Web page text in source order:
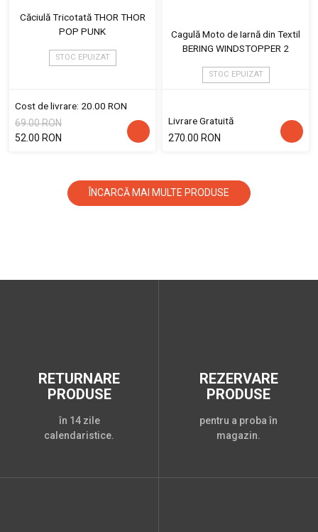
Căciulă Tricotată THOR THOR
POP PUNK
STOC EPUIZAT
Cost de livrare: 20.00 RON
69.00 RON
52.00 RON
Cagulă Moto de Iarnă din Textil
BERING WINDSTOPPER 2
STOC EPUIZAT
Livrare Gratuită
270.00 RON
ÎNCARCĂ MAI MULTE PRODUSE
RETURNARE
PRODUSE
în 14 zile
calendaristice.
REZERVARE
PRODUSE
pentru a proba în
magazin.